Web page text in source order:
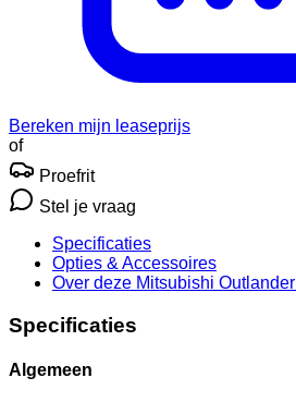
Bereken mijn leaseprijs
of
Proefrit
Stel je vraag
Specificaties
Opties & Accessoires
Over deze Mitsubishi Outlander
Specificaties
Algemeen